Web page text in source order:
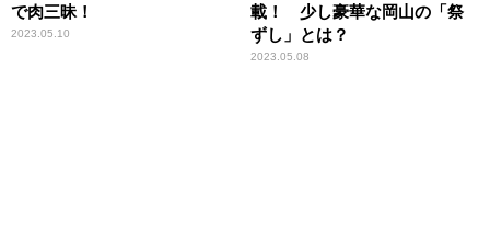
で肉三昧！
2023.05.10
載！ 少し豪華な岡山の「祭
ずし」とは？
2023.05.08